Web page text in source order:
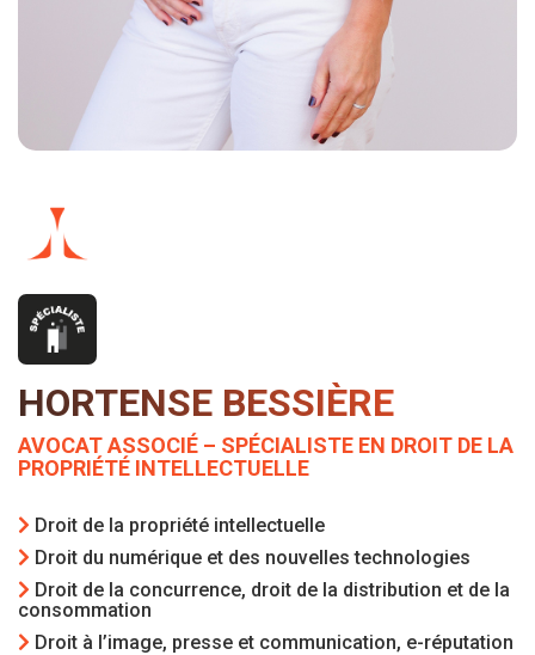
HORTENSE BESSIÈRE
AVOCAT ASSOCIÉ – SPÉCIALISTE EN DROIT DE LA
PROPRIÉTÉ INTELLECTUELLE
Droit de la propriété intellectuelle
Droit du numérique et des nouvelles technologies
Droit de la concurrence, droit de la distribution et de la
consommation
Droit à l’image, presse et communication, e-réputation